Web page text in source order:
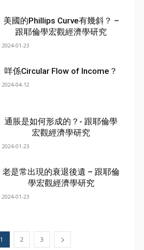
美國的Phillips Curve有幾斜？ –
跟耶倫學宏觀經濟學研究
2024-01-23
咩係Circular Flow of Income？
2024-04-12
通脹是如何形成的？- 跟耶倫學
宏觀經濟學研究
2024-01-23
老是常出現的衰退後遺 – 跟耶倫
學宏觀經濟學研究
2024-01-23
1 2 3